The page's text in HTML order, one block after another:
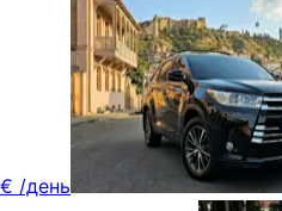
€ /день